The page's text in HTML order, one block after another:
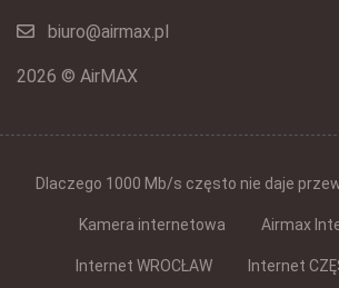
biuro@airmax.pl
2026 © AirMAX
Dlaczego 1000 Mb/s często nie daje
Kamera internetowa Airmax
Internet WROCŁAW Internet